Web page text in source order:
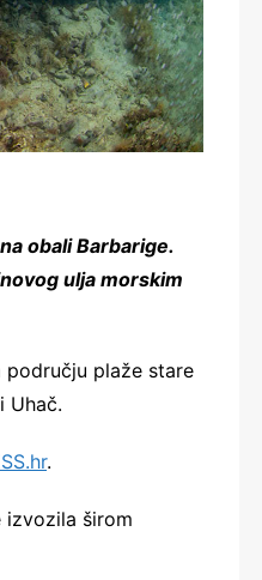
obali Barbarige.
ulja morskim
plaže stare
Uhač.
.
izvozila širom